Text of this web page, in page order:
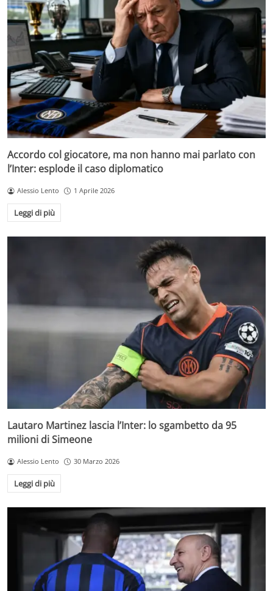
Accordo col giocatore, ma non hanno mai parlato con
l’Inter: esplode il caso diplomatico
Alessio Lento 1 Aprile 2026
Leggi di più
Lautaro Martinez lascia l’Inter: lo sgambetto da 95
milioni di Simeone
Alessio Lento 30 Marzo 2026
Leggi di più